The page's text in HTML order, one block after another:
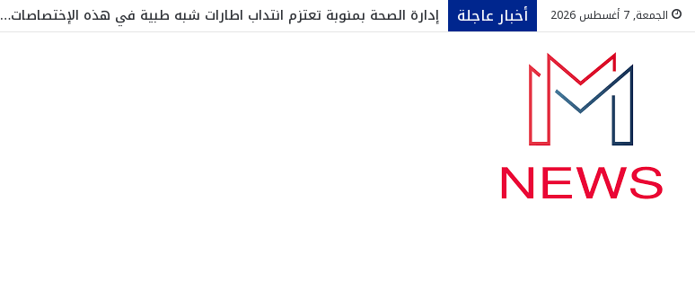
الجمعة, 7 أغسطس 2026 أخبار عاجلة إدارة الصحة بمنوبة تعتزم انتداب اطارات شبه طبية في هذه الإختصاصات…